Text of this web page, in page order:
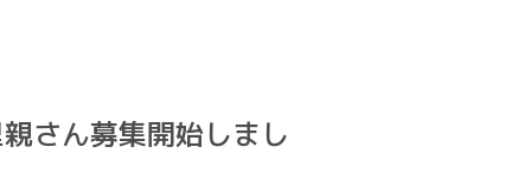
さん募集開始しまし